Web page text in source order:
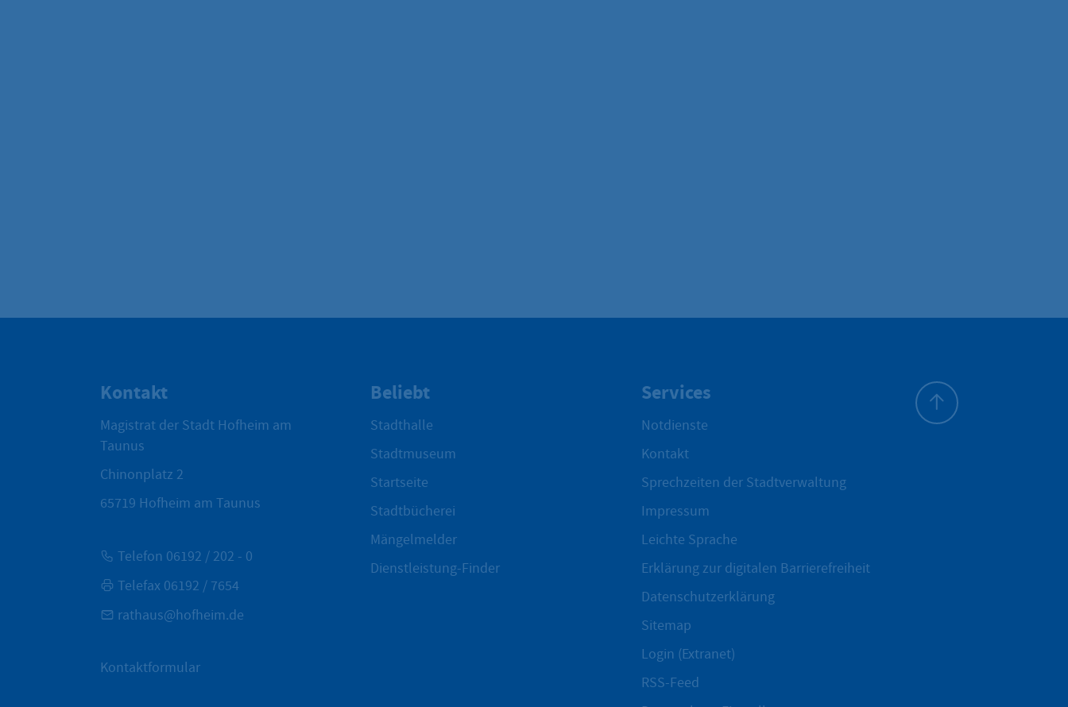
Kontakt
Magistrat der Stadt Hofheim am
Taunus
Chinonplatz 2
65719 Hofheim am Taunus
Telefon 06192 / 202 - 0
Telefax 06192 / 7654
rathaus@hofheim.de
Kontaktformular
Beliebt
Stadthalle
Stadtmuseum
Startseite
Stadtbücherei
Mängelmelder
Dienstleistung-Finder
Services
Notdienste
Kontakt
Sprechzeiten der Stadtverwaltung
Impressum
Leichte Sprache
Erklärung zur digitalen Barrierefreiheit
Datenschutzerklärung
Sitemap
Login (Extranet)
RSS-Feed